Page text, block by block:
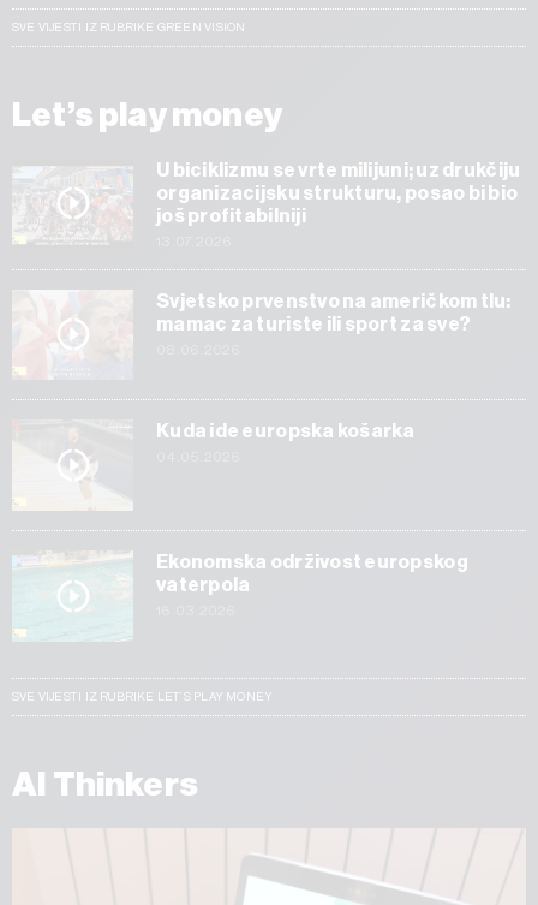
SVE VIJESTI IZ RUBRIKE GREEN VISION
Let’s play money
U biciklizmu se vrte milijuni; uz drukčiju
organizacijsku strukturu, posao bi bio
još profitabilniji
Svjetsko prvenstvo na američkom tlu:
mamac za turiste ili sport za sve?
Kuda ide europska košarka
Ekonomska održivost europskog
vaterpola
SVE VIJESTI IZ RUBRIKE LET’S PLAY MONEY
AI Thinkers